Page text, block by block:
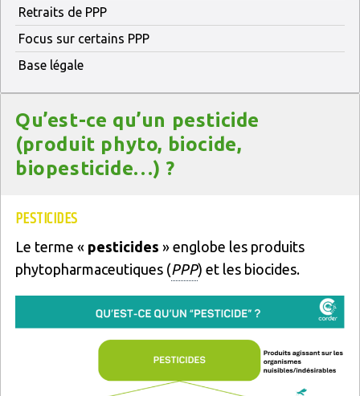
Retraits de PPP
Focus sur certains PPP
Base légale
Qu’est-ce qu’un pesticide
(produit phyto, biocide,
biopesticide…) ?
PESTICIDES
Le terme « pesticides » englobe les produits
phytopharmaceutiques (PPP) et les biocides.